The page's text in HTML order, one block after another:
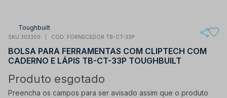
Toughbuilt
SKU 303300 COD. FORNECEDOR TB-CT-33P
BOLSA PARA FERRAMENTAS COM CLIPTECH COM
CADERNO E LÁPIS TB-CT-33P TOUGHBUILT
Produto esgotado
Preencha os campos para ser avisado assim que o produto